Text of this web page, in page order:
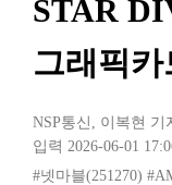
STAR
그래픽
NSP통신 , 이복현 기
입력 2026-06-01
#넷마블(251270)